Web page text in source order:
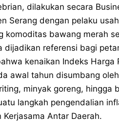
dilakukan secara
Serang dengan pelaku
komoditas bawang merah
dijadikan referensi bagi
kenaikan Indeks Harga
awal tahun disumbang
minyak goreng, hingga
langkah pengendalian
Antar Daerah.